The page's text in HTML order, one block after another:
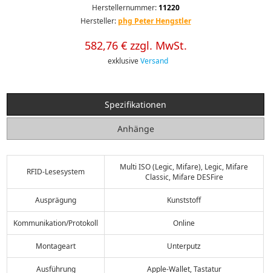
Herstellernummer: 11220
Hersteller: phg Peter Hengstler
582,76 € zzgl. MwSt.
exklusiveVersand
Spezifikationen
Anhänge
RFID-Lesesystem
Multi ISO (Legic, Mifare), Legic, Mifare
Classic, Mifare DESFire
Ausprägung Kunststoff
Kommunikation/Protokoll Online
Montageart Unterputz
Ausführung Apple-Wallet, Tastatur